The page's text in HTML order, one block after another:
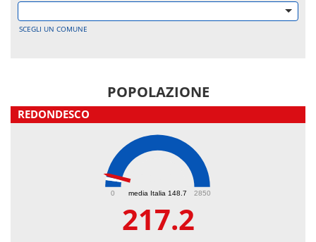
SCEGLI UN COMUNE
POPOLAZIONE
REDONDESCO
media Italia 148.7
0 2850
217.2